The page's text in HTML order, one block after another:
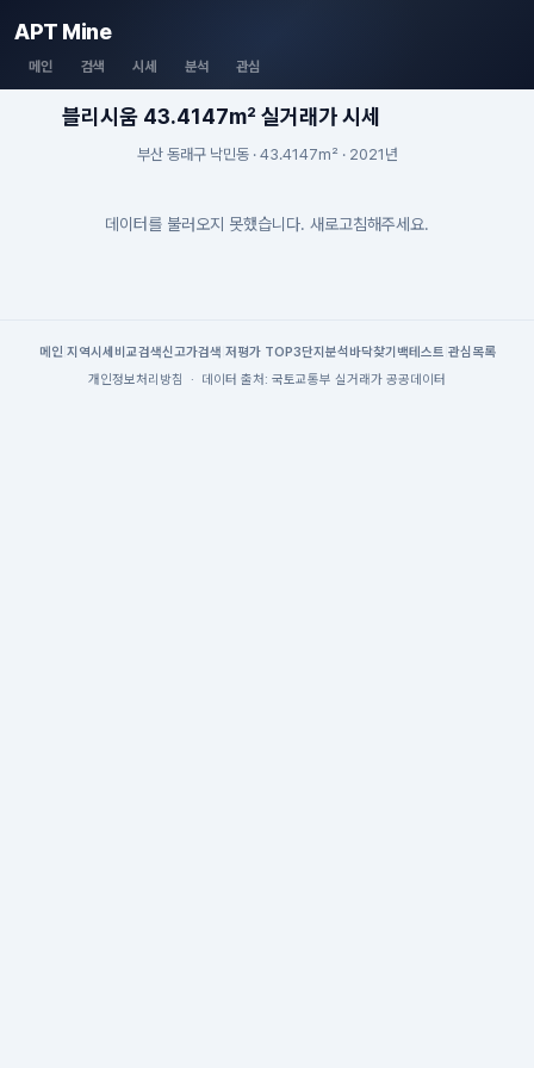
APT Mine
메인 검색 시세 분석 관심
블리시움 43.4147m² 실거래가 시세
부산 동래구 낙민동 · 43.4147m² · 2021년
데이터를 불러오지 못했습니다. 새로고침해주세요.
메인| 지역시세 비교검색신고가검색 저평가 TOP3단지분석 바닥찾기 백테스트 관심목록
개인정보처리방침
· 데이터 출처: 국토교통부 실거래가 공공데이터